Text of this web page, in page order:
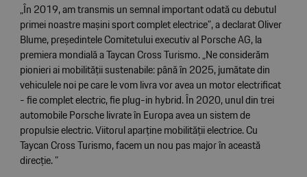
„În 2019, am transmis un semnal important odată cu debutul
primei noastre mașini sport complet electrice”, a declarat Oliver
Blume, președintele Comitetului executiv al Porsche AG, la
premiera mondială a Taycan Cross Turismo. „Ne considerăm
pionieri ai mobilității sustenabile: până în 2025, jumătate din
vehiculele noi pe care le vom livra vor avea un motor electrificat
- fie complet electric, fie plug-in hybrid. În 2020, unul din trei
automobile Porsche livrate în Europa avea un sistem de
propulsie electric. Viitorul aparține mobilității electrice. Cu
Taycan Cross Turismo, facem un nou pas major în această
direcție. ”